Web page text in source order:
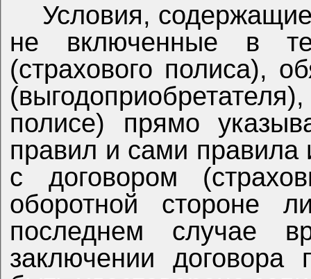
Условия,
не включенные в
(страхового полиса),
полисе) прямо
правил и сами
с договором
оборотной стороне
последнем случае
заключении договора